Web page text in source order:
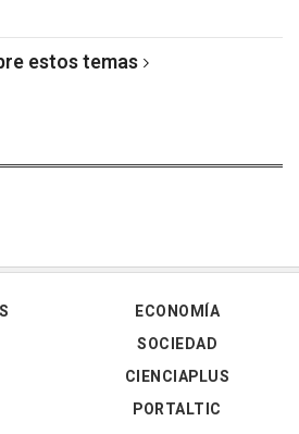
estos temas
ECONOMÍA
SOCIEDAD
CIENCIAPLUS
PORTALTIC